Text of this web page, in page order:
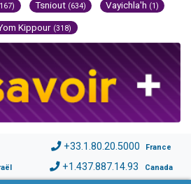
Tsniout (634) Vayichla'h (1)
Kippour (318)
+33.1.80.20.5000 France
+1.437.887.14.93 Canada